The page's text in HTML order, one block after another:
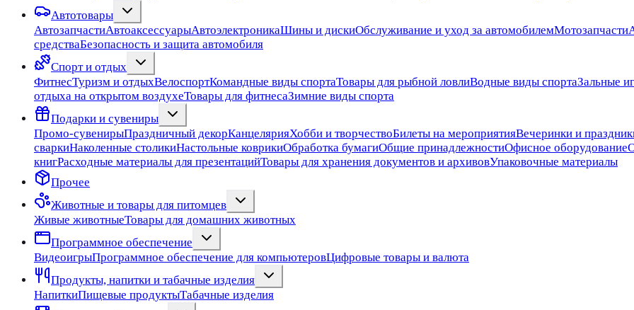
Автотовары
АвтозапчастиАвтоаксессуарыАвтоэлектроникаШины и дискиОбслуживание и уход за автомобилемМотозапчасти
средстваБезопасность и защита автомобиля
Спорт и отдых
ФитнесТуризм и отдыхВелоспортКомандные виды спортаТовары для рыбной ловлиВодные виды спортаЗальные
отдыха на открытом воздухеТовары для фитнесаЗимние виды спорта
Подарки и сувениры
Промо-сувенирыПраздничный декорКанцелярияХобби и творчествоБилеты на мероприятияВечеринки и
сваркиНаколенные столикиНастольные коврикиОбработка бумагиОбщие принадлежностиОфисное оборудование
книгРасходные материалы для презентацийТовары для хранения документов и архивовУпаковочные материалы
Прочее
Животные и товары для питомцев
Живые животныеТовары для домашних животных
Программное обеспечение
ВидеоигрыПрограммное обеспечение для компьютеровЦифровые товары и валюта
Продукты, напитки и табачные изделия
НапиткиПищевые продуктыТабачные изделия